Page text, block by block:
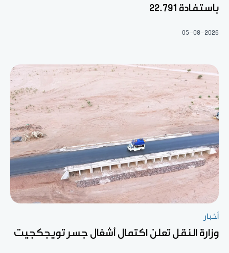
باستفادة 22.791
05-08-2026
أخبار
وزارة النقل تعلن اكتمال أشغال جسر تويجكجيت